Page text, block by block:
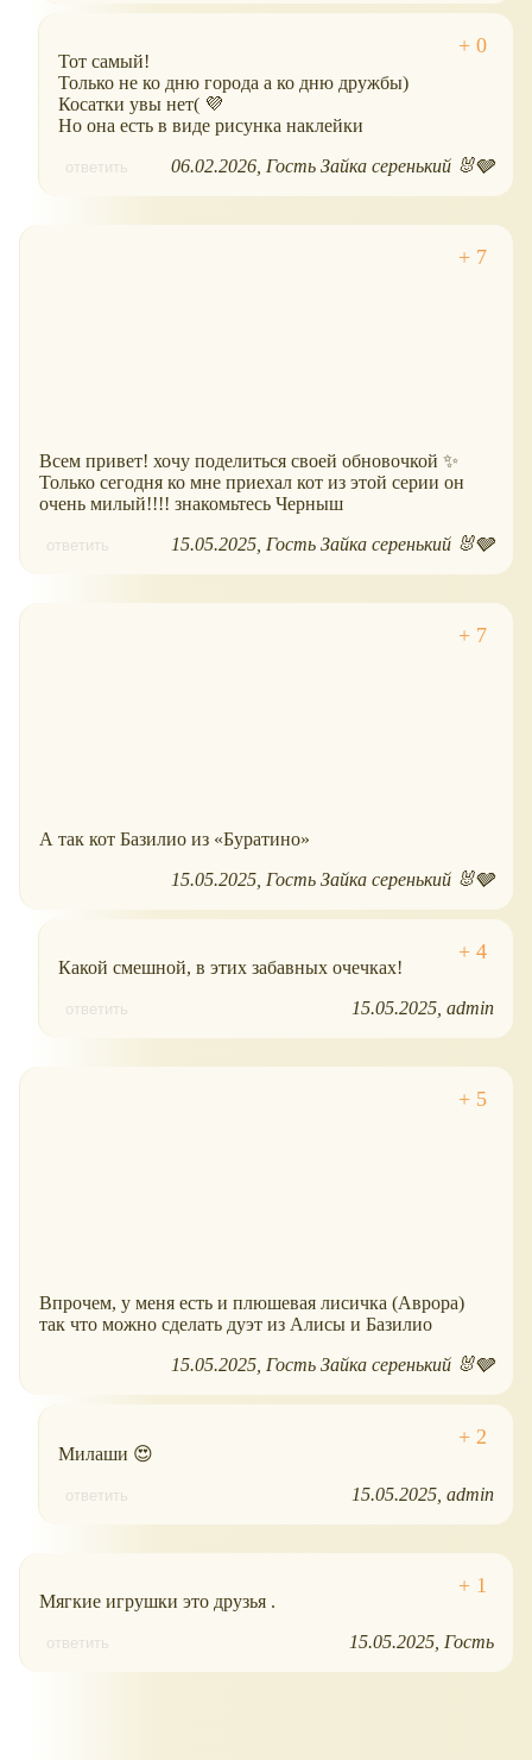
Тот самый!
Только не ко дню города а ко дню дружбы)
Косатки увы нет( 💜
Но она есть в виде рисунка наклейки
ответить 06.02.2026 Гость Зайка серенький 🐰🩶
Всем привет! хочу поделиться своей обновочкой ✨
Только сегодня ко мне приехал кот из этой серии он
очень милый!!!! знакомьтесь Черныш
ответить 15.05.2025 Гость Зайка серенький 🐰🩶
А так кот Базилио из «Буратино»
15.05.2025 Гость Зайка серенький 🐰🩶
Какой смешной, в этих забавных очечках!
ответить 15.05.2025 admin
Впрочем, у меня есть и плюшевая лисичка (Аврора)
так что можно сделать дуэт из Алисы и Базилио
15.05.2025 Гость Зайка серенький 🐰🩶
Милаши 😍
ответить 15.05.2025 admin
Мягкие игрушки это друзья .
ответить 15.05.2025 Гость